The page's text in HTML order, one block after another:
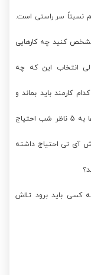
نسبتاً سر راستی است.
کنید چه کارهایی
انتخاب این که چه
کارمند باید بماند و
کدام باید برود فرق دارد. چه کار خواهید کرد اگر تنها به 5 ناظر شب احتیاج
دارید؟ یا فقط 15نفر در بخش آی تی احتیاج داشته
باید برود تلاش